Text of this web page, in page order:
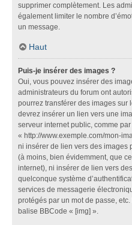
supprimer complètement. Les
également limiter le nombre
un message.
Haut
Puis-je insérer des images ?
Oui, vous pouvez insérer des
administrateurs du forum ont
pourrez transférer des images sur
devrez insérer un lien vers une
serveur internet public, comme
« http://www.exemple.com/mon-
ni insérer de lien vers des images
(à moins, bien évidemment, que
internet), ni insérer de lien vers
quelconque système
services de messagerie
protégés par un mot de passe,
balise BBCode « [img] ».